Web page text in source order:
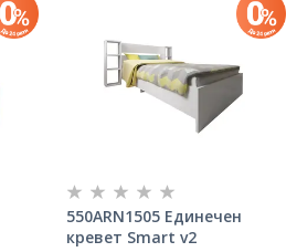
550ARN1505 Единечен
кревет Smart v2